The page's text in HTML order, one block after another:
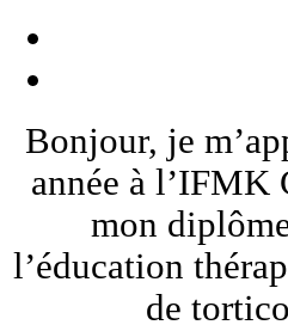
Bonjour, je
année à l’IFMK
mon
l’éducation
de